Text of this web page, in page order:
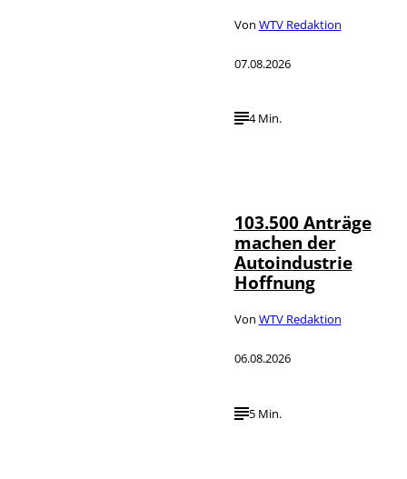
Von WTV Redaktion
07.08.2026
4 Min.
103.500 Anträge
machen der
Autoindustrie
Hoffnung
Von WTV Redaktion
06.08.2026
5 Min.